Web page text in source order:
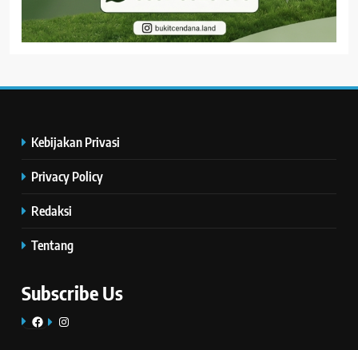
Kebijakan Privasi
Privacy Policy
Redaksi
Tentang
Subscribe Us
FacebookInstagram